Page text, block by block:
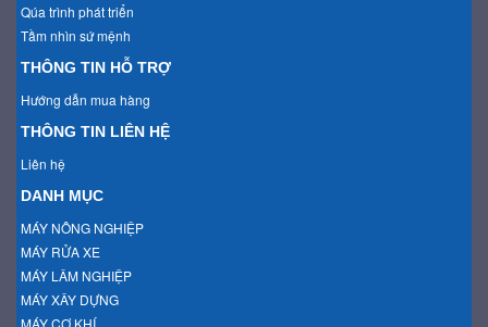
Qúa trình phát triển
Tầm nhìn sứ mệnh
THÔNG TIN HỖ TRỢ
Hướng dẫn mua hàng
THÔNG TIN LIÊN HỆ
Liên hệ
DANH MỤC
MÁY NÔNG NGHIỆP
MÁY RỬA XE
MÁY LÂM NGHIỆP
MÁY XÂY DỰNG
MÁY CƠ KHÍ